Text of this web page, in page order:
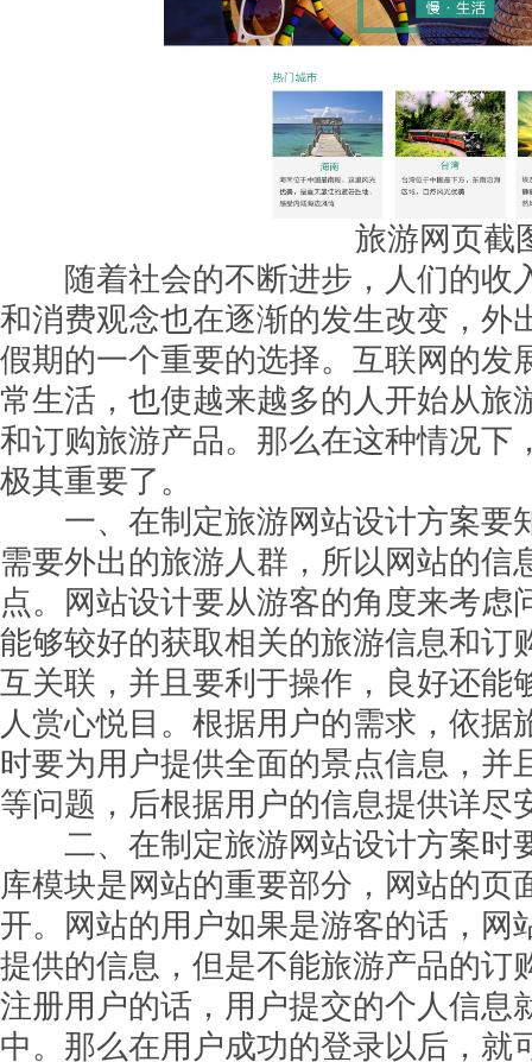
旅游网页截
随着社会的不断进步，人们的收
和消费观念也在逐渐的发生改变，外
假期的一个重要的选择。互联网的发
常生活，也使越来越多的人开始从旅
和订购旅游产品。那么在这种情况下
极其重要了。
一、在制定旅游网站设计方案要
需要外出的旅游人群，所以网站的信
点。网站设计要从游客的角度来考虑
能够较好的获取相关的旅游信息和订
互关联，并且要利于操作，良好还能
人赏心悦目。根据用户的需求，依据
时要为用户提供全面的景点信息，并
等问题，后根据用户的信息提供详尽
二、在制定旅游网站设计方案时
库模块是网站的重要部分，网站的页
开。网站的用户如果是游客的话，网
提供的信息，但是不能旅游产品的订
注册用户的话，用户提交的个人信息
中。那么在用户成功的登录以后，就